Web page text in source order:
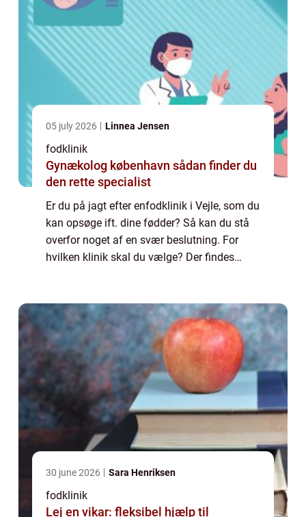
05 july 2026 Linnea Jensen
fodklinik
Gynækolog københavn sådan finder du
den rette specialist
Er du på jagt efter enfodklinik i Vejle, som du
kan opsøge ift. dine fødder? Så kan du stå
overfor noget af en svær beslutning. For
hvilken klinik skal du vælge? Der findes
30 june 2026 Sara Henriksen
fodklinik
Lej en vikar: fleksibel hjælp til